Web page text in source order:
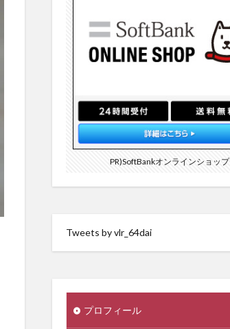
PR)SoftBankオンラインショップ
Tweets by vlr_64dai
プロフィール